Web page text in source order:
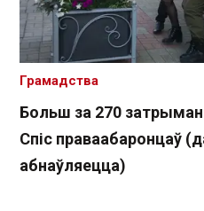
Больш за 270
Спіс праваабаронцаў
абнаўляецца)
Грамадства